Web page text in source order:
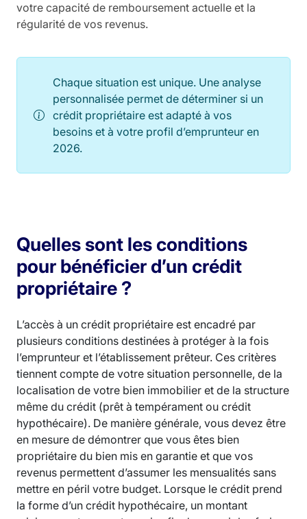
votre capacité de remboursement actuelle et la
régularité de vos revenus.
Chaque situation est unique. Une analyse
personnalisée permet de déterminer si un
crédit propriétaire est adapté à vos
besoins et à votre profil d’emprunteur en
2026.
Quelles sont les conditions
pour bénéficier d’un crédit
propriétaire ?
L’accès à un crédit propriétaire est encadré par
plusieurs conditions destinées à protéger à la fois
l’emprunteur et l’établissement prêteur. Ces critères
tiennent compte de votre situation personnelle, de la
localisation de votre bien immobilier et de la structure
même du crédit (prêt à tempérament ou crédit
hypothécaire). De manière générale, vous devez être
en mesure de démontrer que vous êtes bien
propriétaire du bien mis en garantie et que vos
revenus permettent d’assumer les mensualités sans
mettre en péril votre budget. Lorsque le crédit prend
la forme d’un crédit hypothécaire, un montant